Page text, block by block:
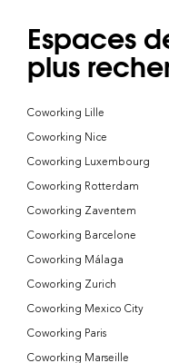
Espaces
plus
Coworking Lille
Coworking Nice
Coworking Luxembourg
Coworking Rotterdam
Coworking Zaventem
Coworking Barcelone
Coworking Málaga
Coworking Zurich
Coworking Mexico City
Coworking Paris
Coworking Marseille